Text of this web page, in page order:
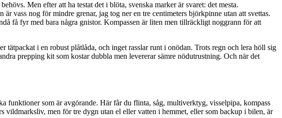
Men efter att ha testat det i blöta, svenska marker är svaret: det mesta.
vass nog för mindre grenar, jag tog ner en tre centimeters björkpinne utan att svettas.
få fyr med bara några gnistor. Kompassen är liten men tillräckligt noggrann för att
i en robust plåtlåda, och inget rasslar runt i onödan. Trots regn och lera höll sig
prepping kit som kostar dubbla men levererar sämre nödutrustning. Och när det
funktioner som är avgörande. Här får du flinta, såg, multiverktyg, visselpipa, kompass
vildmarksliv, men för tre dygn utan el eller vatten i hemmet, eller som backup i bilen, är